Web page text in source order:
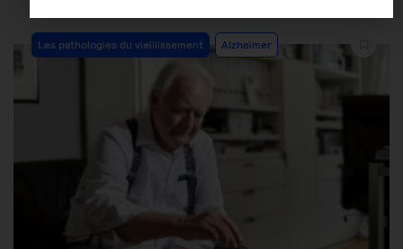
Les pathologies du vieillissement Alzheimer